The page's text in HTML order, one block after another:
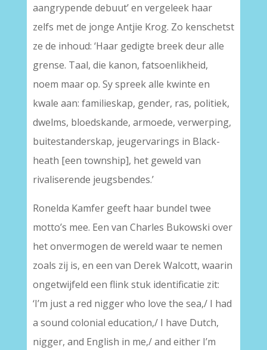
aangrypende debuut’ en vergeleek haar
zelfs met de jonge Antjie Krog. Zo kenschetst
ze de inhoud: ‘Haar gedigte breek deur alle
grense. Taal, die kanon, fatsoenlikheid,
noem maar op. Sy spreek alle kwinte en
kwale aan: familieskap, gender, ras, politiek,
dwelms, bloedskande, armoede, ver­werping,
buitestanderskap, jeugervarings in Black­
heath [een township], het geweld van
rivaliserende jeugsbendes.’
Ronelda Kamfer geeft haar bundel twee
motto’s mee. Een van Charles Bukowski over
het onvermogen de wereld waar te nemen
zoals zij is, en een van Derek Walcott, waarin
ongetwijfeld een flink stuk identificatie zit:
‘I’m just a red nigger who love the sea,/ I had
a sound colonial education,/ I have Dutch,
nigger, and English in me,/ and either I’m